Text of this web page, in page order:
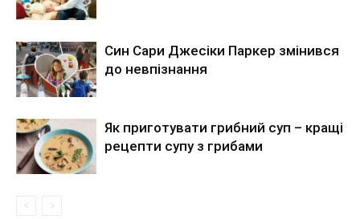
Син Сари Джесіки Паркер змінився
до невпізнання
Як приготувати грибний суп – кращі
рецепти супу з грибами